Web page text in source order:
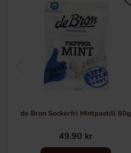
de Bron Sockerfri Mintpastill 80g
49.90 kr